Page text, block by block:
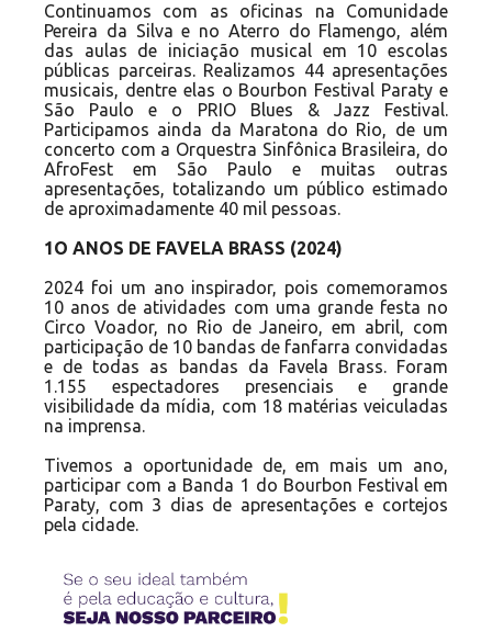
Continuamos com as oficinas na Comunidade
Pereira da Silva e no Aterro do Flamengo, além
das aulas de iniciação musical em 10 escolas
públicas parceiras. Realizamos 44 apresentações
musicais, dentre elas o Bourbon Festival Paraty e
São Paulo e o PRIO Blues & Jazz Festival.
Participamos ainda da Maratona do Rio, de um
concerto com a Orquestra Sinfônica Brasileira, do
AfroFest em São Paulo e muitas outras
apresentações, totalizando um público estimado
de aproximadamente 40 mil pessoas.
1O ANOS DE FAVELA BRASS (2024)
2024 foi um ano inspirador, pois comemoramos
10 anos de atividades com uma grande festa no
Circo Voador, no Rio de Janeiro, em abril, com
participação de 10 bandas de fanfarra convidadas
e de todas as bandas da Favela Brass. Foram
1.155 espectadores presenciais e grande
visibilidade da mídia, com 18 matérias veiculadas
na imprensa.
Tivemos a oportunidade de, em mais um ano,
participar com a Banda 1 do Bourbon Festival em
Paraty, com 3 dias de apresentações e cortejos
pela cidade.